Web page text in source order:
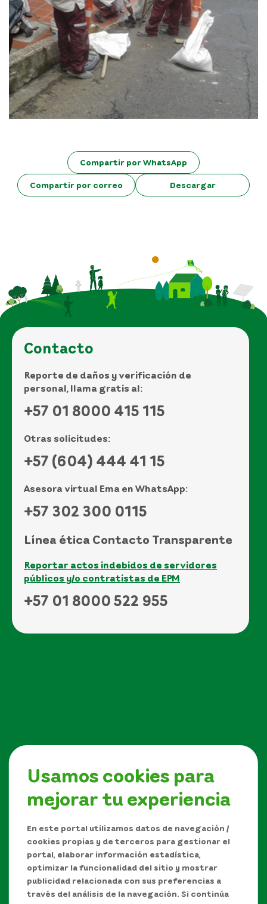
Compartir por WhatsApp
Compartir por correo Descargar
Usamos cookies para
mejorar tu experiencia
En este portal utilizamos datos de navegación /
cookies propias y de terceros para gestionar el
portal, elaborar información estadística,
optimizar la funcionalidad del sitio y mostrar
publicidad relacionada con sus preferencias a
través del análisis de la navegación. Si continúa
Contacto
Reporte de daños y verificación de
personal, llama gratis al:
+57 01 8000 415 115
Otras solicitudes:
+57 (604) 444 41 15
Asesora virtual Ema en WhatsApp:
+57 302 300 0115
Línea ética Contacto Transparente
Reportar actos indebidos de servidores
públicos y/o contratistas de EPM
+57 01 8000 522 955
Síguenos en